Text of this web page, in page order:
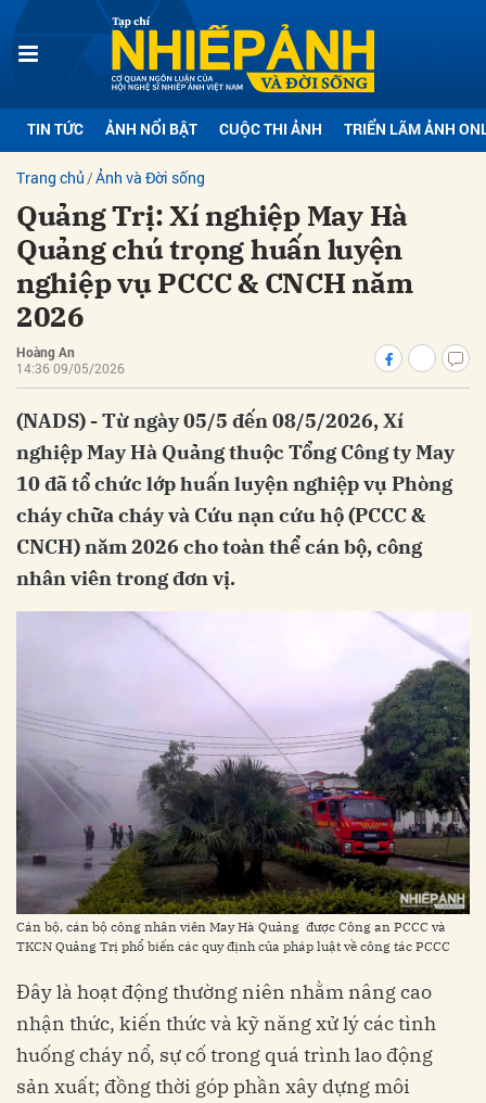
TIN TỨC ẢNH NỔI BẬT CUỘC THI ẢNH TRIỂN LÃM ẢNH
Trang chủ Ảnh và Đời sống
Quảng Trị: Xí nghiệp May Hà
Quảng chú trọng huấn luyện
nghiệp vụ PCCC & CNCH năm
2026
Hoàng An
14:36 09/05/2026
(NADS) - Từ ngày 05/5 đến 08/5/2026, Xí
nghiệp May Hà Quảng thuộc Tổng Công ty May
10 đã tổ chức lớp huấn luyện nghiệp vụ Phòng
cháy chữa cháy và Cứu nạn cứu hộ (PCCC &
CNCH) năm 2026 cho toàn thể cán bộ, công
nhân viên trong đơn vị.
Cán bộ, cán bộ công nhân viên May Hà Quảng được Công an PCCC và
TKCN Quảng Trị phổ biến các quy định của pháp luật về công tác PCCC
Đây là hoạt động thường niên nhằm nâng cao
nhận thức, kiến thức và kỹ năng xử lý các tình
huống cháy nổ, sự cố trong quá trình lao động
sản xuất; đồng thời góp phần xây dựng môi
luận